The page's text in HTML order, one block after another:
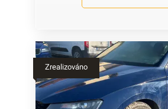
Zrealizováno